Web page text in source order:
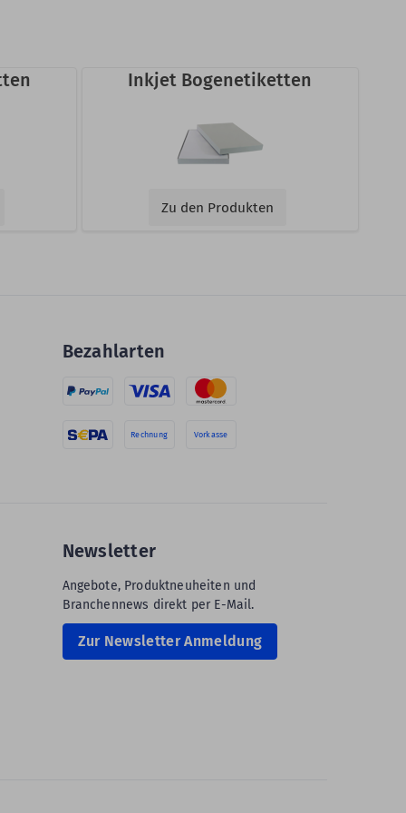
Inkjet Bogenetiketten
Zu den Produkten
Bezahlarten
Rechnung Vorkasse
Newsletter
Angebote, Produktneuheiten und
Branchennews direkt per E-Mail.
Zur Newsletter Anmeldung